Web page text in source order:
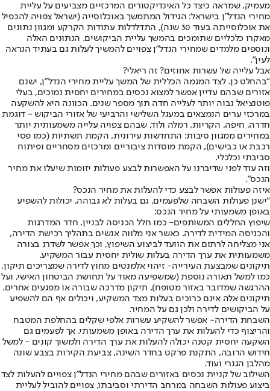
מעמיק, שמראה כיצד כל האינדיקטורים המרכזיים מצביעים על עליית
מחירי הנדל”ן בישראל: הגידול המתמשך באוכלוסייה (ישראל צפויה להכפיל
את אוכלוסייתה בעוד 30 שנה), התדלדלות עתודות הקרקע ומגוון נתונים
מאקרו כלכליים שתומכים בהמשך עליית הביקושים. הנתונים האלה
ונוספים מלמדים שמחירי הנדל”ן צפויים להמשיך לעלות גם בעתיד הנראה
לעין”.
אבל עלייה של עשרות אחוזים? זה ריאלי?
“בהחלט כן. לצד המגמה הכללית של המשך עליית מחירי הנדל”ן, ישנם
אזורים שבהם עדיין אפשר למצוא נכסים במחירים יחסית נמוכים, בעלי
פוטנציאל גבוה יותר לעלייה חדה תוך מספר שנים. הכוונה היא להשקעה
במרכזי ערים הנמצאים במעגל השלישי והרביעי של אזורי הביקוש - דוגמת
חדרה, חיפה, הקריות, רמלה ולוד, שבהם צפויה עלייה משמעותית יותר
במחירים ממגוון סיבות: התחדשות עירונית, הקמת תשתיות (כמו פסי
רכבת או כבישים), הקמת מוסדות ציבוריים ומרכזים מסחריים ופיתוח
סביבתי וכלכלי.
וזה עוד לפני שדיברנו על האפשרות לבצע פעולות יזומות שיעלו את מחיר
הנכס”.
איזה פעולות אפשר לבצע כדי להעלות את מחיר הנכס?
“ישנן פעולות השבחה שלפעמים, גם בעלות לא גבוהה, יכולות להשפיע
באופן משמעותי על מחיר הנכס:
שיפוץ החללים המשותפים- כמו חלל הכניסה לבניין, חדר המדרגות
והכניסה המידית לדירה. כאשר אני מלווה אנשים בתהליך רכישת הדירה,
אני מצליחה לרתום את הוועד לביצוע השיפוץ, וכך אפשר לשדרג בצורה
משמעותית את ערך הדירה בעלות שולית יחסית עבור המשקיע.
תיקונים שמבצעת העירייה- זיהוי אלמנטים מחוץ לדירה שמצריכים תיקון,
כמו למשל תאורה נוספת (שמשפיעה מאוד על תחושת הביטחון האישי, ועל
ההרגשה שמדובר באזור מטופח), תיקון מדרכה שבורה או מפגעים אחרים.
תיקונים אלה אינם כרוכים בעלות מצד המשקיע, ויכולים אף הם להשפיע
על הביקושים לדירה ולכן גם על המחיר.
השבחת הדירה- אפשר להשקיע עשרות אלפי שקלים בהחלפת המטבח
והריצוף כדי להעלות את ערך הדירה באופן משמעותי. אך לפעמים גם
השקעה יחסית קטנה יכולה להעלות את ערך הדירה ולמשוך קונים - למשל
חידוש הרובה, התקנת פרקט בחדר השינה, צביעת הקירות בצבע שונה
מהלבן הגנרי ועוד.
השילוב של קניית נכסים באזורים שבהם מחירי הנדל”ן צפויים להעלות לצד
ביצוע פעולות השבחה במרחב הדירתי וסביבתו, צפויים להוביל לעליית